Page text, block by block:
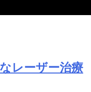
レーザー治療